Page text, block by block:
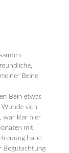
Beine
Bein etwas
sich
war klar hier
mit
habe
Begutachtung